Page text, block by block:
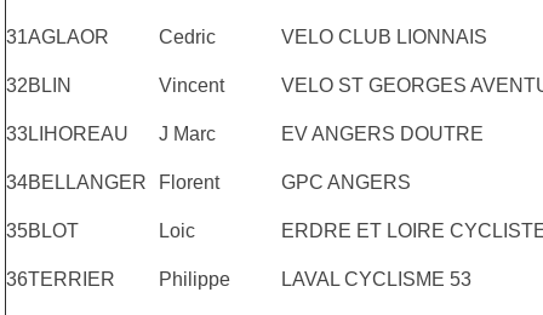
31AGLAOR Cedric VELO CLUB LIONNAIS
32BLIN Vincent VELO ST GEORGES
33LIHOREAU J Marc EV ANGERS DOUTRE
34BELLANGER Florent GPC ANGERS
35BLOT Loic ERDRE ET LOIRE
36TERRIER Philippe LAVAL CYCLISME 53